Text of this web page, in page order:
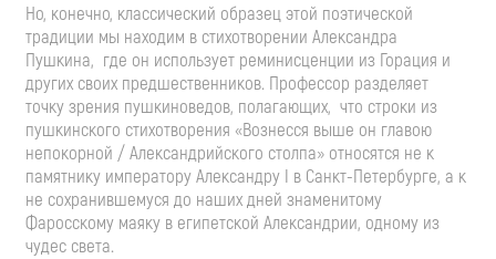
Но, конечно, классический образец этой поэтической
традиции мы находим в стихотворении Александра
Пушкина, где он использует реминисценции из Горация и
других своих предшественников. Профессор разделяет
точку зрения пушкиноведов, полагающих, что строки из
пушкинского стихотворения «Вознесся выше он главою
непокорной / Александрийского столпа» относятся не к
памятнику императору Александру I в Санкт-Петербурге, а к
не сохранившемуся до наших дней знаменитому
Фаросскому маяку в египетской Александрии, одному из
чудес света.